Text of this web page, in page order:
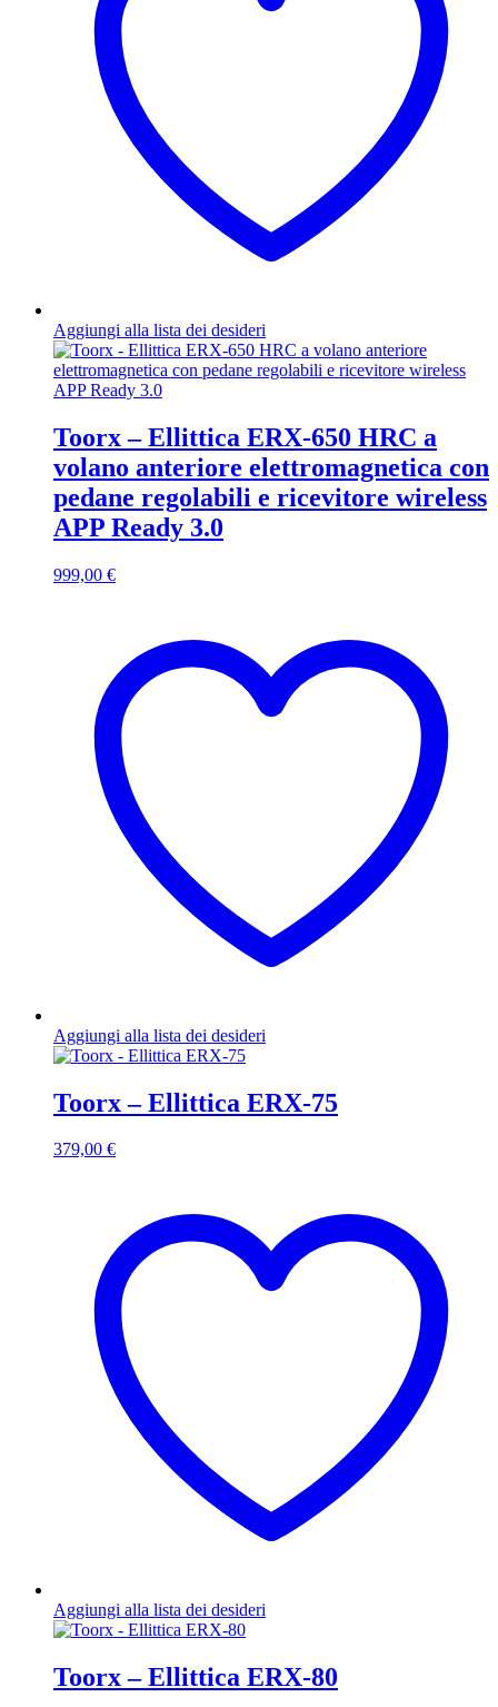
Aggiungi alla lista dei desideri
Toorx – Ellittica ERX-650 HRC a
volano anteriore elettromagnetica con
pedane regolabili e ricevitore wireless
APP Ready 3.0
999,00 €
Aggiungi alla lista dei desideri
Toorx – Ellittica ERX-75
379,00 €
Aggiungi alla lista dei desideri
Toorx – Ellittica ERX-80